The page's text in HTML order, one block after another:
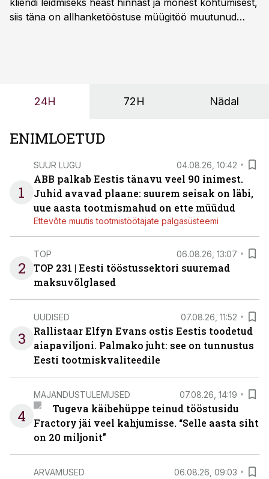
kliendi leidmiseks heast hinnast ja mõnest kohtumisest,
siis täna on allhanketööstuse müügitöö muutunud
24H 72H Nädal
ENIMLOETUD
1
SUUR LUGU 04.08.26, 10:42
ABB palkab Eestis tänavu veel 90 inimest.
Juhid avavad plaane: suurem seisak on läbi,
uue aasta tootmismahud on ette müüdud
Ettevõte muutis tootmistöötajate palgasüsteemi
2
TOP 06.08.26, 13:07
TOP 231 | Eesti tööstussektori suuremad
maksuvõlglased
3
UUDISED 07.08.26, 11:52
Rallistaar Elfyn Evans ostis Eestis toodetud
aiapaviljoni. Palmako juht: see on tunnustus
Eesti tootmiskvaliteedile
4
MAJANDUSTULEMUSED 07.08.26, 14:19
Tugeva käibehüppe teinud tööstusidu
Fractory jäi veel kahjumisse. “Selle aasta siht
on 20 miljonit”
ARVAMUSED 06.08.26, 09:03